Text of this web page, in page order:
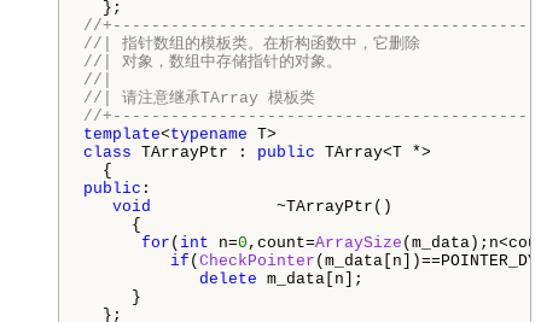
//
//| 指针数组的模板类。在析构函数中，它删除
//| 对象，数组中存储指针的对象。
//|
//| 请注意继承TArray 模板类
//
template<typename
class TArrayPtr : public TArray<T *>
public :
void
~TArrayPtr()
{
for ( int n=0 ,count=ArraySize
if (CheckPointer
delete m_data[n];
}